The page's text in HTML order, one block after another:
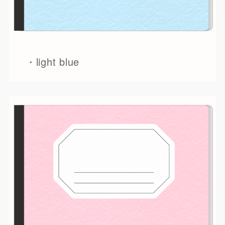
・light blue